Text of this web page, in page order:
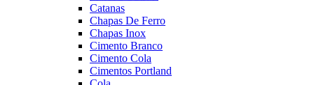
Catanas
Chapas De Ferro
Chapas Inox
Cimento Branco
Cimento Cola
Cimentos Portland